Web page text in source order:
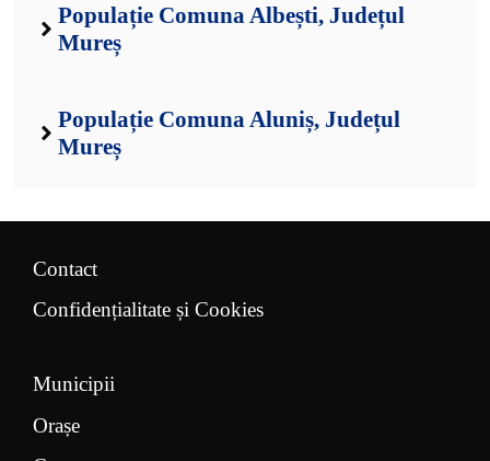
Populație Comuna Albești, Județul
Mureș
Populație Comuna Aluniș, Județul
Mureș
Contact
Confidențialitate și Cookies
Municipii
Orașe